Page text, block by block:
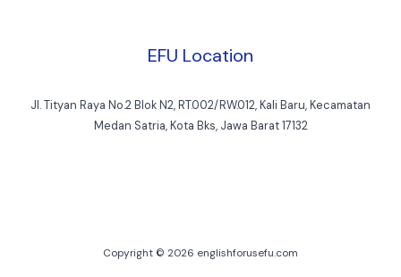
EFU Location
Jl. Tityan Raya No.2 Blok N2, RT.002/RW.012, Kali Baru, Kecamatan
Medan Satria, Kota Bks, Jawa Barat 17132
Copyright © 2026 englishforusefu.com